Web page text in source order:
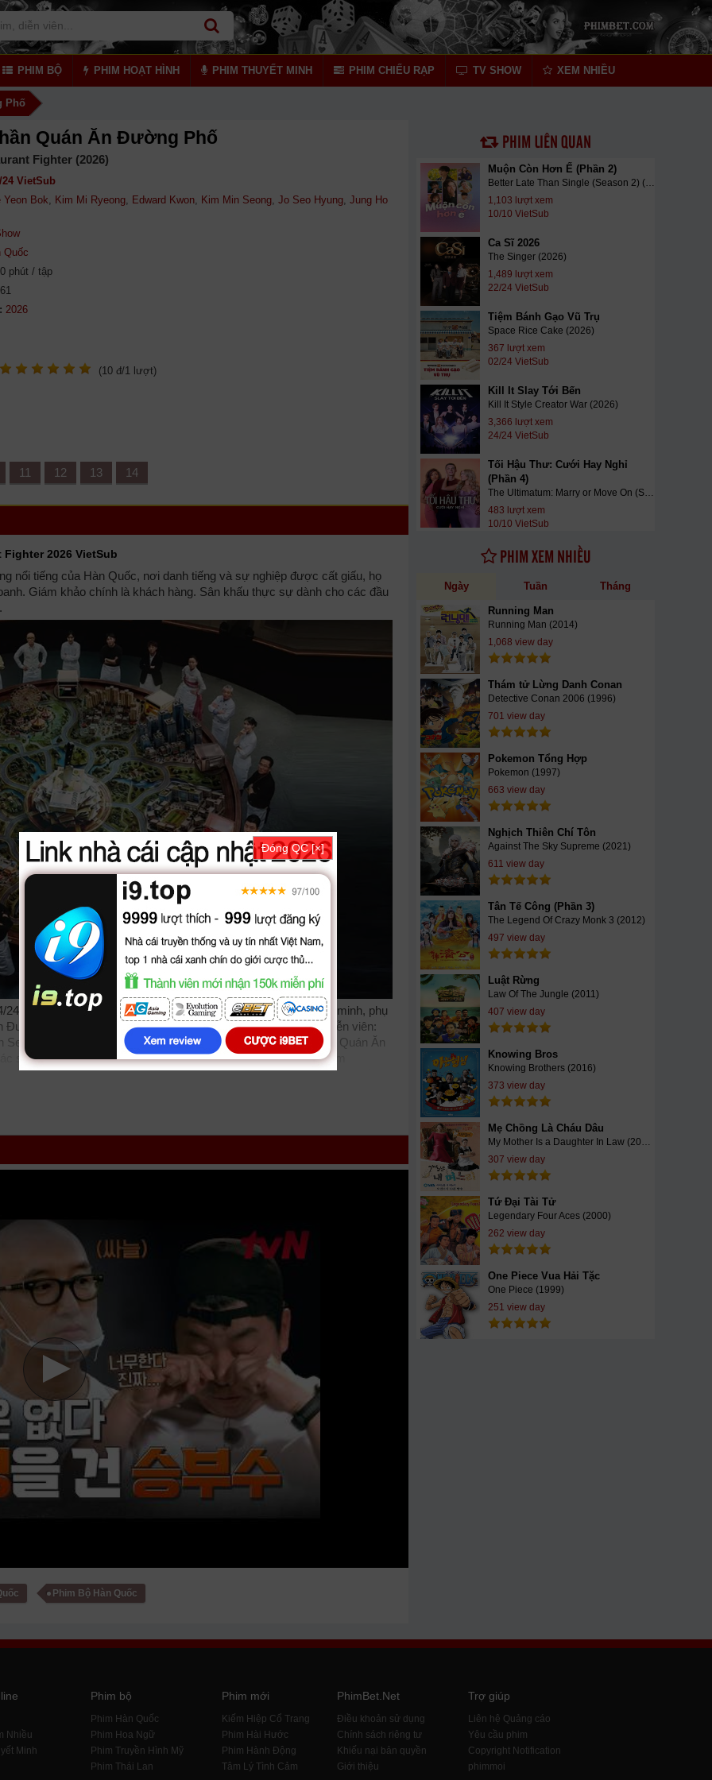
PHIM BỘ PHIM HOẠT HÌNH PHIM THUYẾT MINH PHIM CHIẾU RẠP TV SHOW XEM NHIỀU
Phố
Quán Ăn Đường Phố
Fighter (2026)
24 VietSub
Yeon Bok, Kim Mi Ryeong, Edward Kwon, Kim Min Seong, Jo Seo Hyung, Jung Ho
Quốc
phút / tập
(10 đ/1 lượt)
11 12 13 14
Fighter 2026 VietSub
nổi tiếng của Hàn Quốc, nơi danh tiếng và sự nghiệp được cất giấu, họ
Giám khảo chính là khách hàng. Sân khấu thực sự dành cho các đầu
24 VietSub, phim Chien Than Quan An Duong Pho được thuyết minh, phụ
Phố vietsub bản đẹp, trọn bộ với sự tham gia của các diễn viên:
Seong, Jo Seo Hyung, Jung Ho Young. Phim online Chiến Thần Quán Ăn
subteam nhưbilutv phimbathu phudeviet kphim phimmoi biphim
Chiến Thần Quán Ăn Đường Phố, Chiến Thần Quán Ăn Đường Phố
luotphim vuighe hopphim webphim fullphimhoathinhkungfu hhpanda...
xem online nhanh nhất. Tải link fshare drive và download phim Chiến
mới nhất. Mời các bạn đón xem bộ phimChiến Thần Quán Ăn Đường
Phim Bộ Hàn Quốc
PHIM LIÊN QUAN
Muộn Còn Hơn Ế (Phần 2)
Better Late Than Single (Season 2) (2026)
1,103 lượt xem
10/10 VietSub
Ca Sĩ 2026
The Singer (2026)
1,489 lượt xem
22/24 VietSub
Tiệm Bánh Gạo Vũ Trụ
Space Rice Cake (2026)
367 lượt xem
02/24 VietSub
Kill It Slay Tới Bến
Kill It Style Creator War (2026)
3,366 lượt xem
24/24 VietSub
Tối Hậu Thư: Cưới Hay Nghỉ
(Phần 4)
The Ultimatum: Marry or Move On (Season 4) (2026)
483 lượt xem
10/10 VietSub
PHIM XEM NHIỀU
Ngày Tuần Tháng
Running Man
Running Man (2014)
1,068 view day
Thám tử Lừng Danh Conan
Detective Conan 2006 (1996)
701 view day
Pokemon Tổng Hợp
Pokemon (1997)
663 view day
Nghịch Thiên Chí Tôn
Against The Sky Supreme (2021)
611 view day
Tân Tế Công (Phần 3)
The Legend Of Crazy Monk 3 (2012)
497 view day
Luật Rừng
Law Of The Jungle (2011)
407 view day
Knowing Bros
Knowing Brothers (2016)
373 view day
Mẹ Chồng Là Cháu Dâu
My Mother Is a Daughter In Law (2015)
307 view day
Tứ Đại Tài Tử
Legendary Four Aces (2000)
262 view day
One Piece Vua Hải Tặc
One Piece (1999)
251 view day
Nhiều
Minh
Phim bộ
Phim Hàn Quốc
Phim Hoa Ngữ
Phim Truyền Hình Mỹ
Phim Thái Lan
Phim mới
Kiếm Hiệp Cổ Trang
Phim Hài Hước
Phim Hành Động
Tâm Lý Tình Cảm
PhimBet.Net
Điều khoản sử dụng
Chính sách riêng tư
Khiếu nại bản quyền
Giới thiệu
Trợ giúp
Liên hệ Quảng cáo
Yêu cầu phim
Copyright Notification
phimmoi
Đóng QC [×]